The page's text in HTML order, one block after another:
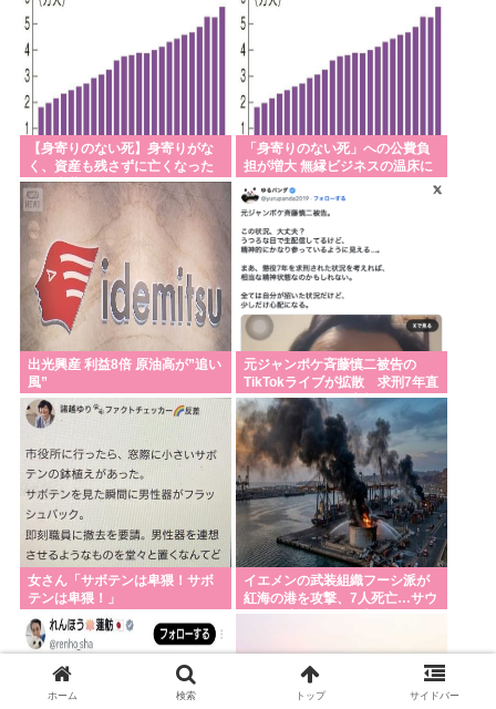
【身寄りのない死】身寄りがな
く、資産も残さずに亡くなった
人の火葬や納骨を行うための公
費負担が膨らみ続けている…国
と自治体による公費負担の総額
は計約120億円に上る
「身寄りのない死」への公費負
担が増大 無縁ビジネスの温床に
出光興産 利益8倍 原油高が”追い
風”
元ジャンポケ斉藤慎二被告の
TikTokライブが拡散 求刑7年直
後にうつろな目で高額ギフトね
だり続け「
女さん「サボテンは卑猥！サボ
テンは卑猥！」
イエメンの武装組織フーシ派が
紅海の港を攻撃、7人死亡…サウ
ジの石油施設にも攻撃！
ホーム 検索 トップ サイドバー